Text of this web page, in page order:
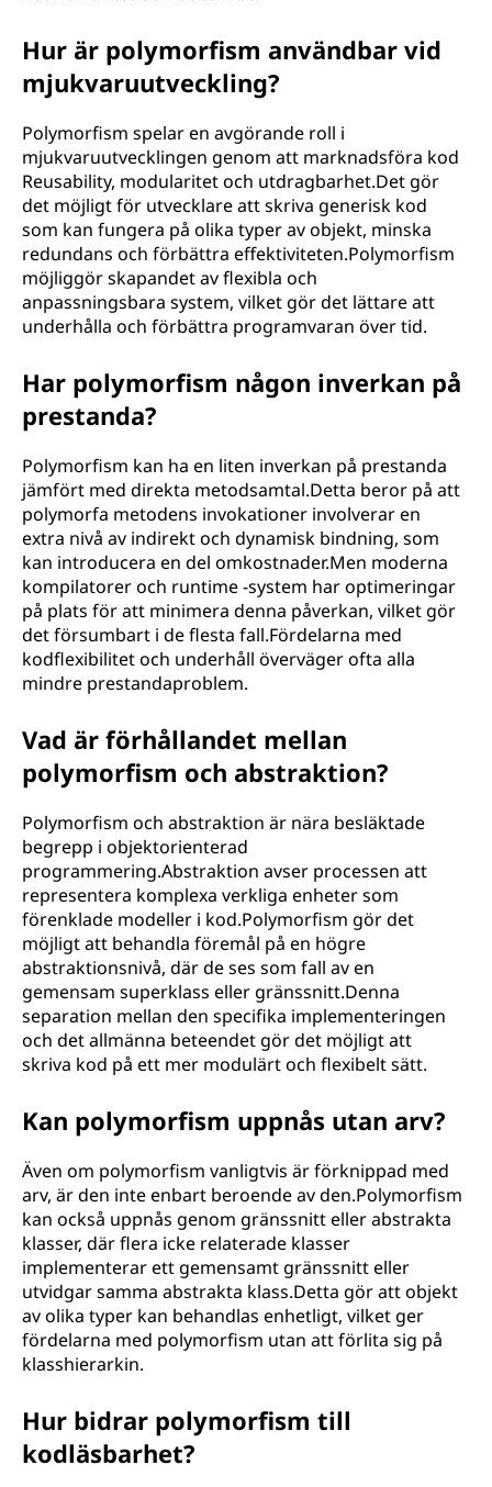
Hur är polymorfism användbar vid
mjukvaruutveckling?
Polymorfism spelar en avgörande roll i
mjukvaruutvecklingen genom att marknadsföra kod
Reusability, modularitet och utdragbarhet.Det gör
det möjligt för utvecklare att skriva generisk kod
som kan fungera på olika typer av objekt, minska
redundans och förbättra effektiviteten.Polymorfism
möjliggör skapandet av flexibla och
anpassningsbara system, vilket gör det lättare att
underhålla och förbättra programvaran över tid.
Har polymorfism någon inverkan på
prestanda?
Polymorfism kan ha en liten inverkan på prestanda
jämfört med direkta metodsamtal.Detta beror på att
polymorfa metodens invokationer involverar en
extra nivå av indirekt och dynamisk bindning, som
kan introducera en del omkostnader.Men moderna
kompilatorer och runtime -system har optimeringar
på plats för att minimera denna påverkan, vilket gör
det försumbart i de flesta fall.Fördelarna med
kodflexibilitet och underhåll överväger ofta alla
mindre prestandaproblem.
Vad är förhållandet mellan
polymorfism och abstraktion?
Polymorfism och abstraktion är nära besläktade
begrepp i objektorienterad
programmering.Abstraktion avser processen att
representera komplexa verkliga enheter som
förenklade modeller i kod.Polymorfism gör det
möjligt att behandla föremål på en högre
abstraktionsnivå, där de ses som fall av en
gemensam superklass eller gränssnitt.Denna
separation mellan den specifika implementeringen
och det allmänna beteendet gör det möjligt att
skriva kod på ett mer modulärt och flexibelt sätt.
Kan polymorfism uppnås utan arv?
Även om polymorfism vanligtvis är förknippad med
arv, är den inte enbart beroende av den.Polymorfism
kan också uppnås genom gränssnitt eller abstrakta
klasser, där flera icke relaterade klasser
implementerar ett gemensamt gränssnitt eller
utvidgar samma abstrakta klass.Detta gör att objekt
av olika typer kan behandlas enhetligt, vilket ger
fördelarna med polymorfism utan att förlita sig på
klasshierarkin.
Hur bidrar polymorfism till
kodläsbarhet?